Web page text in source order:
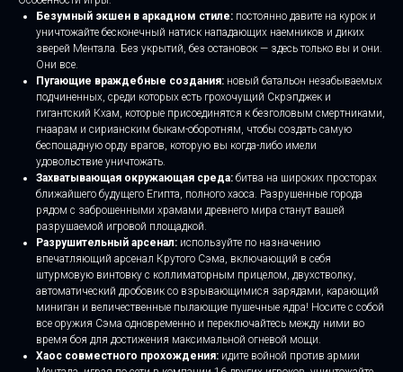
Безумный экшен в аркадном стиле: постоянно давите на курок и
уничтожайте бесконечный натиск нападающих наемников и диких
зверей Ментала. Без укрытий, без остановок — здесь только вы и они.
Они все.
Пугающие враждебные создания: новый батальон незабываемых
подчиненных, среди которых есть грохочущий Скрэпджек и
гигантский Кхам, которые присоединятся к безголовым смертниками,
гнаарам и сирианским быкам-оборотням, чтобы создать самую
беспощадную орду врагов, которую вы когда-либо имели
удовольствие уничтожать.
Захватывающая окружающая среда: битва на широких просторах
ближайшего будущего Египта, полного хаоса. Разрушенные города
рядом с заброшенными храмами древнего мира станут вашей
разрушаемой игровой площадкой.
Разрушительный арсенал: используйте по назначению
впечатляющий арсенал Крутого Сэма, включающий в себя
штурмовую винтовку с коллиматорным прицелом, двухстволку,
автоматический дробовик со взрывающимися зарядами, карающий
миниган и величественные пылающие пушечные ядра! Носите с собой
все оружия Сэма одновременно и переключайтесь между ними во
время боя для достижения максимальной огневой мощи.
Хаос совместного прохождения: идите войной против армии